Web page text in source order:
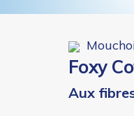
Foxy
Aux